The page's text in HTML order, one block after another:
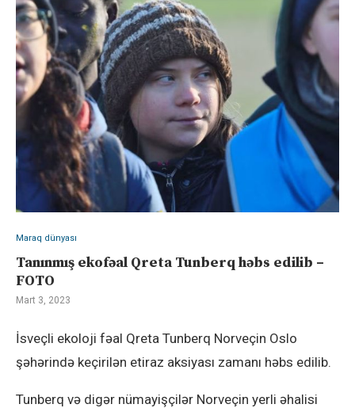
Maraq dünyası
Tanınmış ekofəal Qreta Tunberq həbs edilib –
FOTO
Mart 3, 2023
İsveçli ekoloji fəal Qreta Tunberq Norveçin Oslo
şəhərində keçirilən etiraz aksiyası zamanı həbs edilib.
Tunberq və digər nümayişçilər Norveçin yerli əhalisi